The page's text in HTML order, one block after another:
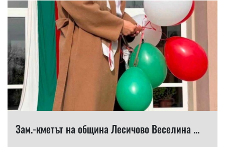
Зам.-кметът на община Лесичово Веселина ...